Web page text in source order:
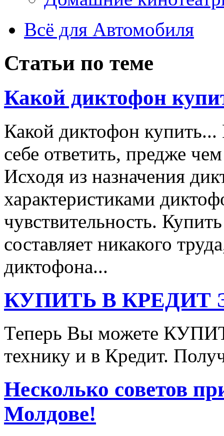
Всё для Автомобиля
Статьи по теме
Какой диктофон
Какой диктофон
себе ответить, предже
Исходя из назначения
характеристиками
чувствительность.
составляет никакого
диктофона...
КУПИТЬ В КРЕДИТ
Теперь Вы можете
технику и в Кредит.
Несколько советов
Молдове!